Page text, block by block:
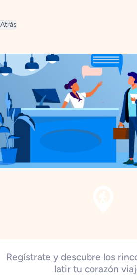
Atrás
Regístrate y descubre los
latir tu corazón